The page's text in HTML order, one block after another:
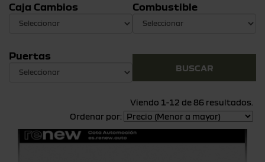
Caja Cambios Combustible
Puertas
Viendo 1-12 de 86 resultados.
Ordenar por: